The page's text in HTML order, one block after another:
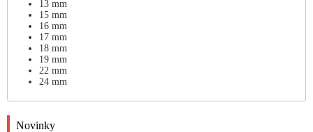
13 mm
15 mm
16 mm
17 mm
18 mm
19 mm
22 mm
24 mm
Novinky